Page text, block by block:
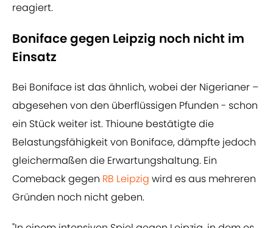
reagiert.
Boniface gegen Leipzig noch nicht im
Einsatz
Bei Boniface ist das ähnlich, wobei der Nigerianer –
abgesehen von den überflüssigen Pfunden - schon
ein Stück weiter ist. Thioune bestätigte die
Belastungsfähigkeit von Boniface, dämpfte jedoch
gleichermaßen die Erwartungshaltung. Ein
Comeback gegen RB Leipzig wird es aus mehreren
Gründen noch nicht geben.